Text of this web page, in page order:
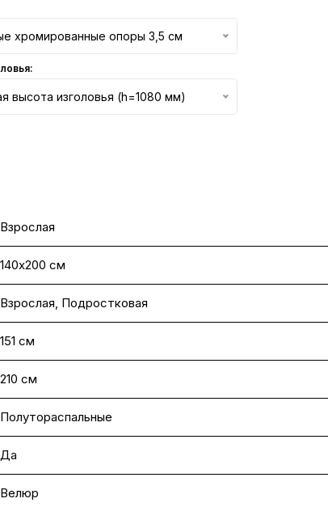
хромированные опоры 3,5 см
высота изголовья (h=1080 мм)
Взрослая
140х200 см
Взрослая, Подростковая
151 см
210 см
Полутораспальные
Да
Велюр